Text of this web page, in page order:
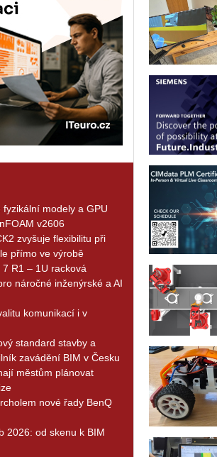
modely a GPU
v2606
zvyšuje flexibilitu při
přímo ve výrobě
R1 – 1U racková
náročné inženýrské a AI
komunikací i v
standard stavby a
zavádění BIM v Česku
městům plánovat
nové řady BenQ
2026: od skenu k BIM